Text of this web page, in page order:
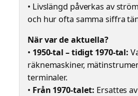
• Livslängd påverkas av
och hur ofta samma siffra
När var de aktuella?
• 1950-tal – tidigt 1970-tal:
räknemaskiner,
terminaler.
• Från 1970-talet: Ersattes